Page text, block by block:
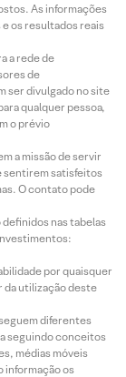
As informações
os resultados reais
a rede de
de
ser divulgado no site
qualquer pessoa,
o prévio
a missão de servir
sentirem satisfeitos
O contato pode
nas tabelas
por quaisquer
da utilização deste
diferentes
seguindo conceitos
médias móveis
informação os